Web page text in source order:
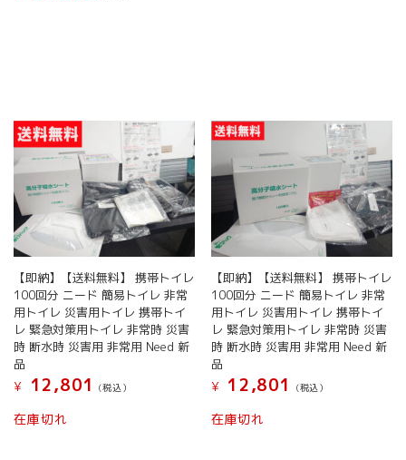
【即納】【送料無料】 携帯トイレ
100回分 ニード 簡易トイレ 非常
用トイレ 災害用トイレ 携帯トイ
レ 緊急対策用トイレ 非常時 災害
時 断水時 災害用 非常用 Need 新
品
¥
12,801 (税込）
在庫切れ
【即納】【送料無料】 携帯トイレ
100回分 ニード 簡易トイレ 非常
用トイレ 災害用トイレ 携帯トイ
レ 緊急対策用トイレ 非常時 災害
時 断水時 災害用 非常用 Need 新
品
¥
12,801 (税込）
在庫切れ